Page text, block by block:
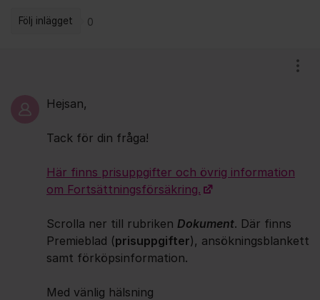
Följ inlägget 0
Hejsan,
Tack för din fråga!
Här finns prisuppgifter och övrig information
om Fortsättningsförsäkring.
Scrolla ner till rubriken Dokument. Där finns
Premieblad (prisuppgifter), ansökningsblankett
samt förköpsinformation.
Med vänlig hälsning